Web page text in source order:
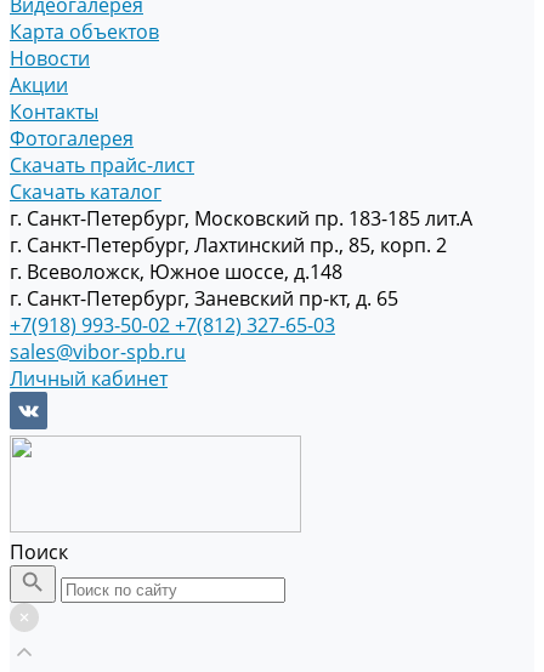
Карта объектов
Новости
Акции
Контакты
Фотогалерея
Скачать прайс-лист
Скачать каталог
г. Санкт-Петербург, Московский пр. 183-185 лит.А
г. Санкт-Петербург, Лахтинский пр., 85, корп. 2
г. Всеволожск, Южное шоссе, д.148
г. Санкт-Петербург, Заневский пр-кт, д. 65
+7(918) 993-50-02+7(812) 327-65-03
sales@vibor-spb.ru
Личный кабинет
Поиск